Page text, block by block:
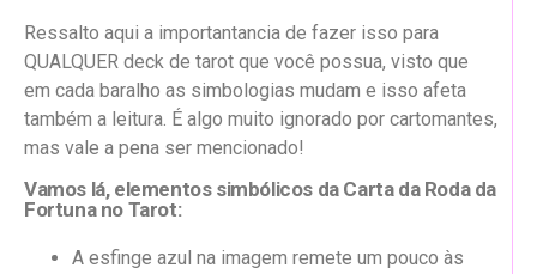
Ressalto aqui a importantancia de fazer isso para
QUALQUER deck de tarot que você possua, visto que
em cada baralho as simbologias mudam e isso afeta
também a leitura. É algo muito ignorado por cartomantes,
mas vale a pena ser mencionado!
Vamos lá, elementos simbólicos da Carta da Roda da
Fortuna no Tarot:
A esfinge azul na imagem remete um pouco às